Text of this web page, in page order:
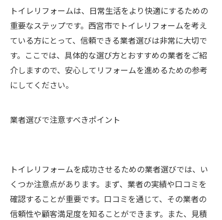
トイレリフォームは、日常生活をより快適にするための
重要なステップです。西宮市でトイレリフォームを考え
ている方にとって、信頼できる業者選びは非常に大切で
す。ここでは、具体的な選び方とおすすめの業者をご紹
介しますので、安心してリフォームを進めるための参考
にしてください。
業者選びで注意すべきポイント
トイレリフォームを成功させるための業者選びでは、い
くつか注意点があります。まず、業者の実績や口コミを
確認することが重要です。口コミを通じて、その業者の
信頼性や顧客満足度を知ることができます。また、見積